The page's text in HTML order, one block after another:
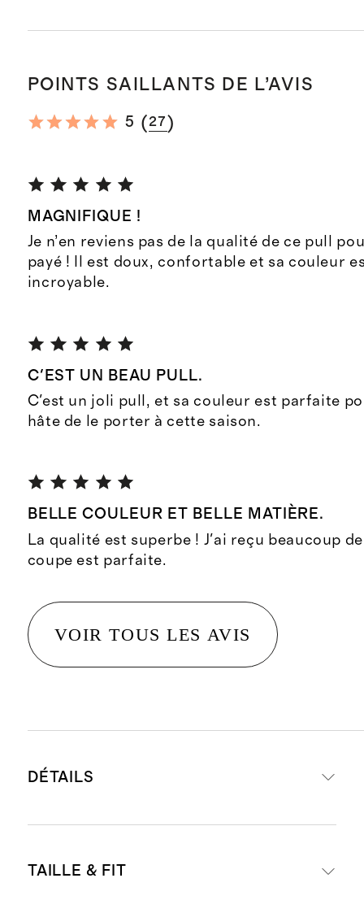
POINTS SAILLANTS DE L’AVIS
5 ( 27 )
MAGNIFIQUE !
Je n’en reviens pas de la qualité de ce pull
payé ! Il est doux, confortable et sa couleur
incroyable.
C'EST UN BEAU PULL.
C'est un joli pull, et sa couleur est parfaite
hâte de le porter à cette saison.
BELLE COULEUR ET BELLE MATIÈRE.
La qualité est superbe ! J'ai reçu beaucoup
coupe est parfaite.
VOIR TOUS LES AVIS
DÉTAILS
biologique, 32 % viscose ecovero, 3
TAILLE & FIT